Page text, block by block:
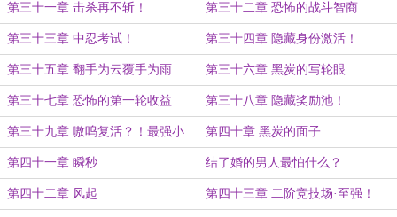
第三十一章 击杀再不斩！ 第三十二章 恐怖的战斗智商
第三十三章 中忍考试！ 第三十四章 隐藏身份激活！
第三十五章 翻手为云覆手为雨 第三十六章 黑炭的写轮眼
第三十七章 恐怖的第一轮收益 第三十八章 隐藏奖励池！
第三十九章 嗷呜复活？！最强小
队！
第四十章 黑炭的面子
第四十一章 瞬秒 结了婚的男人最怕什么？
第四十二章 风起 第四十三章 二阶竞技场·至强！